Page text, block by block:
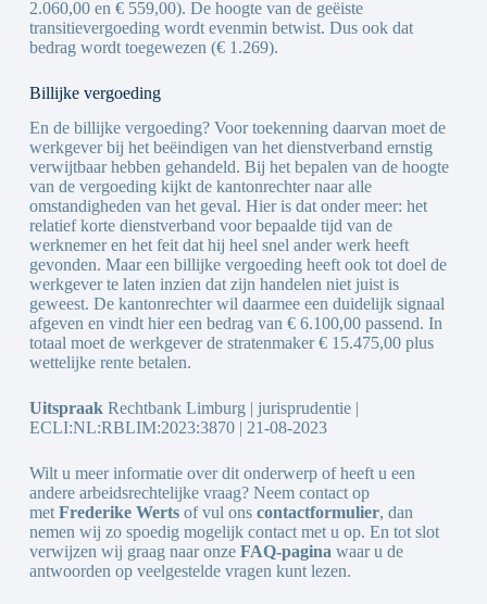
2.060,00 en € 559,00). De hoogte van de geëiste
transitievergoeding wordt evenmin betwist. Dus ook dat
bedrag wordt toegewezen (€ 1.269).
Billijke vergoeding
En de billijke vergoeding? Voor toekenning daarvan moet de
werkgever bij het beëindigen van het dienstverband ernstig
verwijtbaar hebben gehandeld. Bij het bepalen van de hoogte
van de vergoeding kijkt de kantonrechter naar alle
omstandigheden van het geval. Hier is dat onder meer: het
relatief korte dienstverband voor bepaalde tijd van de
werknemer en het feit dat hij heel snel ander werk heeft
gevonden. Maar een billijke vergoeding heeft ook tot doel de
werkgever te laten inzien dat zijn handelen niet juist is
geweest. De kantonrechter wil daarmee een duidelijk signaal
afgeven en vindt hier een bedrag van € 6.100,00 passend. In
totaal moet de werkgever de stratenmaker € 15.475,00 plus
wettelijke rente betalen.
UitspraakRechtbank Limburg | jurisprudentie |
ECLI:NL:RBLIM:2023:3870 | 21-08-2023
Wilt u meer informatie over dit onderwerp of heeft u een
andere arbeidsrechtelijke vraag? Neem contact op
met Frederike Wertsof vul ons contactformulier, dan
nemen wij zo spoedig mogelijk contact met u op. En tot slot
verwijzen wij graag naar onze FAQ-pagina waar u de
antwoorden op veelgestelde vragen kunt lezen.